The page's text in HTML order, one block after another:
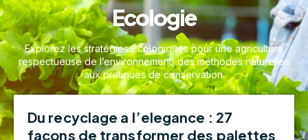
Ecologie
Explorez les stratégies écologiques pour une agriculture
respectueuse de l’environnement, des méthodes naturelles
aux pratiques de conservation.
Du recyclage a l’elegance : 27
facons de transformer des palettes